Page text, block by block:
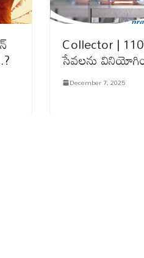
Collector |
సేవలను
December 7, 2025